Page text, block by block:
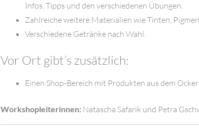
Infos, Tipps und den verschiedenen Übungen.
Zahlreiche weitere Materialien wie Tinten,
Verschiedene Getränke nach Wahl.
Vor Ort gibt’s zusätzlich:
Einen Shop-Bereich mit Produkten aus dem Ocker
Workshopleiterinnen: Natascha Safarik und Petra